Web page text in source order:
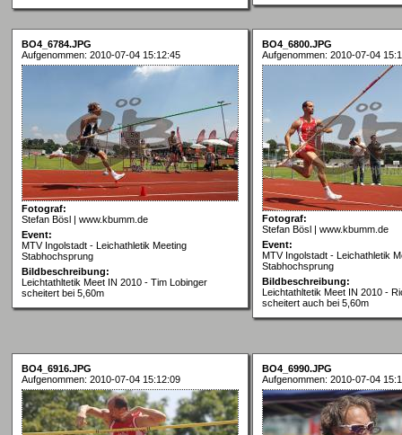
BO4_6784.JPG
Aufgenommen: 2010-07-04 15:12:45
Fotograf:
Stefan Bösl | www.kbumm.de
Event:
MTV Ingolstadt - Leichathletik Meeting
Stabhochsprung
Bildbeschreibung:
Leichtathltetik Meet IN 2010 - Tim Lobinger
scheitert bei 5,60m
BO4_6800.JPG
Aufgenommen: 2010-07-04
Fotograf:
Stefan Bösl | www.kbumm.de
Event:
MTV Ingolstadt - Leichathletik
Stabhochsprung
Bildbeschreibung:
Leichtathltetik Meet IN 2010 -
scheitert auch bei 5,60m
BO4_6916.JPG
Aufgenommen: 2010-07-04 15:12:09
BO4_6990.JPG
Aufgenommen: 2010-07-04